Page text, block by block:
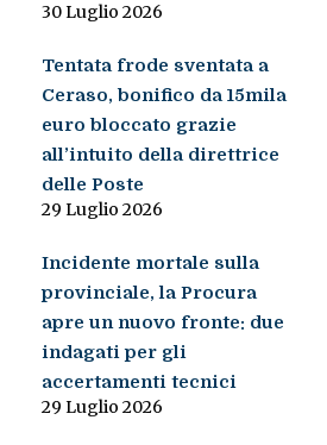
30 Luglio 2026
Tentata frode sventata a
Ceraso, bonifico da 15mila
euro bloccato grazie
all’intuito della direttrice
delle Poste
29 Luglio 2026
Incidente mortale sulla
provinciale, la Procura
apre un nuovo fronte: due
indagati per gli
accertamenti tecnici
29 Luglio 2026